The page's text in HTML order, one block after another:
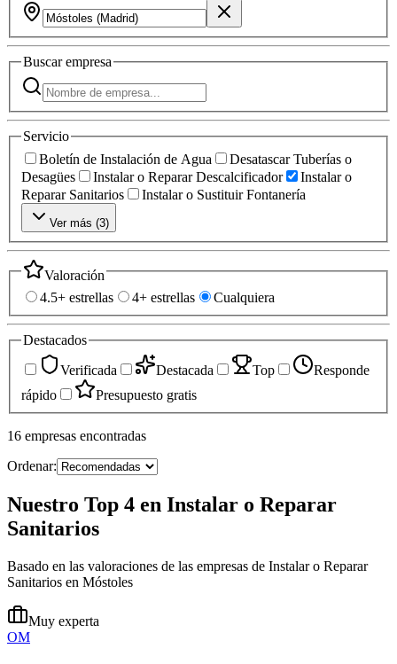
Buscarempresa
Servicio
Boletín de Instalación de Agua
Desatascar Tuberías o
Desagües
Instalar o Reparar Descalcificador
Instalar o
Reparar Sanitarios
Instalar o Sustituir Fontanería
Ver más (3)
Valoración
4.5+ estrellas
4+ estrellas Cualquiera
Destacados
Verificada
Destacada Top
Responde
rápido
Presupuesto gratis
16 empresas encontradas
Ordenar:
Nuestro Top 4 en Instalar o Reparar
Sanitarios
Basado en las valoraciones de las empresas de Instalar o Reparar
Sanitarios en Móstoles
Muy experta
OM